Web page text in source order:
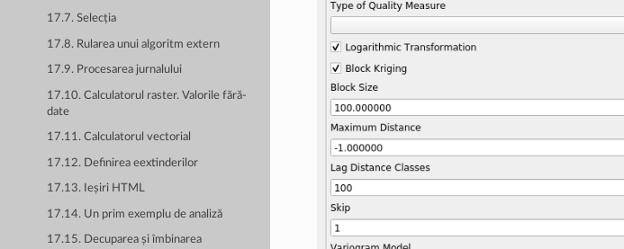
17.7. Selecția
17.8. Rularea unui algoritm extern
17.9. Procesarea jurnalului
17.10. Calculatorul raster. Valorile fără-
date
17.11. Calculatorul vectorial
17.12. Definirea eextinderilor
17.13. Ieșiri HTML
17.14. Un prim exemplu de analiză
17.15. Decuparea și îmbinarea